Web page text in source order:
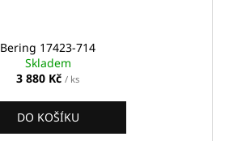
Bering 17423-714
Skladem
3 880 Kč / ks
DO KOŠÍKU